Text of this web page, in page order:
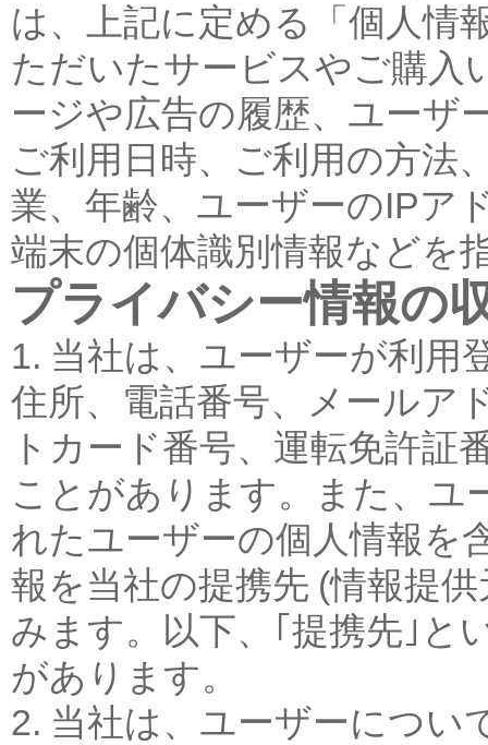
は、上記に定める「個人情
ただいたサービスやご購入
ージや広告の履歴、ユーザ
ご利用日時、ご利用の方法
業、年齢、ユーザーのIPア
端末の個体識別情報などを
プライバシー情報の
1. 当社は、ユーザーが利用
住所、電話番号、メールア
トカード番号、運転免許証
ことがあります。また、ユ
れたユーザーの個人情報を
報を当社の提携先 (情報提
みます。以下、｢提携先｣と
があります。
2. 当社は、ユーザーについ